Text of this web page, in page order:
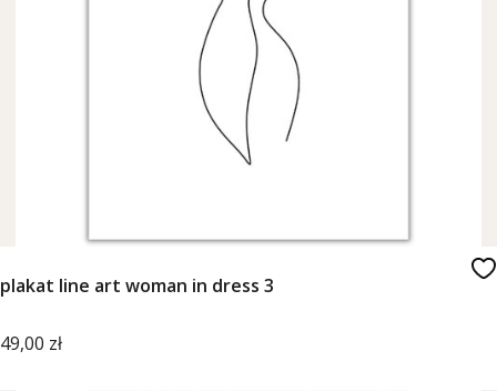
plakat line art woman in dress 3
Cena
49,00 zł